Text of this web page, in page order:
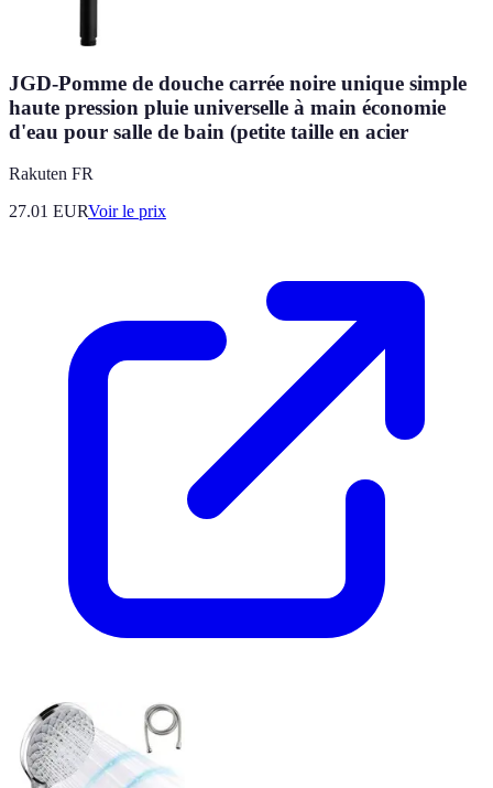
JGD-Pomme de douche carrée noire unique simple
haute pression pluie universelle à main économie
d'eau pour salle de bain (petite taille en acier
Rakuten FR
27.01 EURVoir le prix